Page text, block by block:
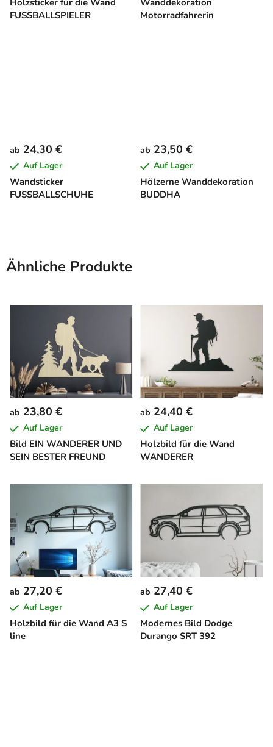
Holzsticker für die Wand
FUSSBALLSPIELER
Wanddekoration
Motorradfahrerin
Wandsticker
FUSSBALLSCHUHE
ab 24,30 €
Auf Lager
Hölzerne Wanddekoration
BUDDHA
ab 23,50 €
Auf Lager
Ähnliche Produkte
Bild EIN WANDERER UND
SEIN BESTER FREUND
ab 23,80 €
Auf Lager
Holzbild für die Wand
WANDERER
ab 24,40 €
Auf Lager
Holzbild für die Wand A3 S
line
ab 27,20 €
Auf Lager
Modernes Bild Dodge
Durango SRT 392
ab 27,40 €
Auf Lager